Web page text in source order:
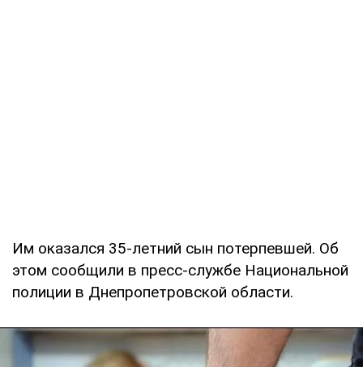
Им оказался 35-летний сын потерпевшей. Об
этом сообщили в пресс-службе Национальной
полиции в Днепропетровской области.